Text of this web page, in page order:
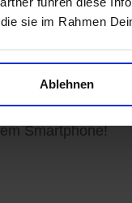
sie im Rahmen
Ablehnen
Kunden
Smartphone!